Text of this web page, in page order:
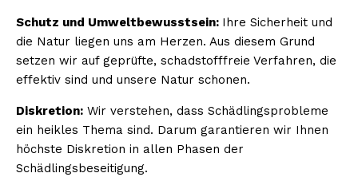
Schutz und Umweltbewusstsein: Ihre Sicherheit und
die Natur liegen uns am Herzen. Aus diesem Grund
setzen wir auf geprüfte, schadstofffreie Verfahren, die
effektiv sind und unsere Natur schonen.
Diskretion: Wir verstehen, dass Schädlingsprobleme
ein heikles Thema sind. Darum garantieren wir Ihnen
höchste Diskretion in allen Phasen der
Schädlingsbeseitigung.